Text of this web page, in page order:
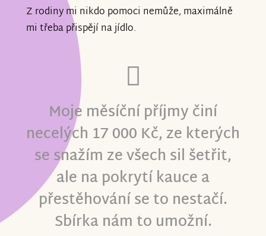
Z rodiny mi nikdo pomoci nemůže, maximálně
mi třeba přispějí na jídlo.
Moje měsíční příjmy činí
necelých 17 000 Kč, ze kterých
se snažím ze všech sil šetřit,
ale na pokrytí kauce a
přestěhování se to nestačí.
Sbírka nám to umožní.